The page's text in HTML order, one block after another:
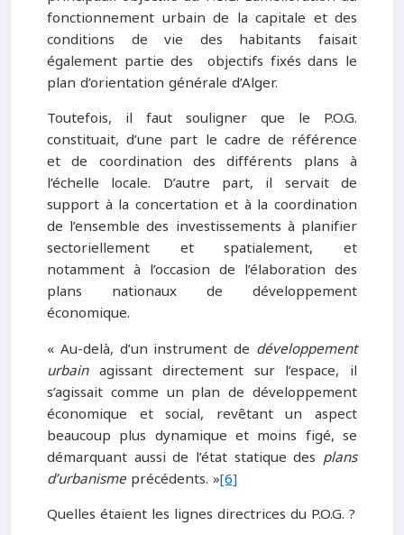
fonctionnement urbain de la capitale et des
conditions de vie des habitants faisait
également partie des objectifs fixés dans le
plan d’orientation générale d’Alger.
Toutefois, il faut souligner que le P.O.G.
constituait, d’une part le cadre de référence
et de coordination des différents plans à
l’échelle locale. D’autre part, il servait de
support à la concertation et à la coordination
de l’ensemble des investissements à planifier
sectoriellement et spatialement, et
notamment à l’occasion de l’élaboration des
plans nationaux de développement
économique.
« Au-delà, d’un instrument de développement
urbainagissant directement sur l’espace, il
s’agissait comme un plan de développement
économique et social, revêtant un aspect
beaucoup plus dynamique et moins figé, se
démarquant aussi de l’état statique des plans
d’urbanisme précédents. »[6]
Quelles étaient les lignes directrices du P.O.G. ?